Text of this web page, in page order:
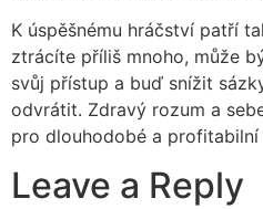
K úspěšnému hráčství patří
ztrácíte příliš mnoho, může
svůj přístup a buď snížit
odvrátit. Zdravý rozum a
pro dlouhodobé a profitabilní
Leave a Reply